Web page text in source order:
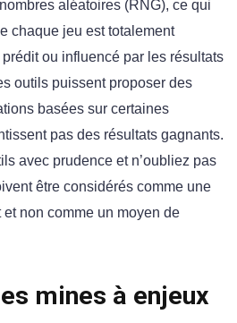
aléatoires (RNG), ce qui
chaque jeu est totalement
ou influencé par les résultats
outils puissent proposer des
basées sur certaines
pas des résultats gagnants.
avec prudence et n’oubliez pas
être considérés comme une
non comme un moyen de
mines à enjeux